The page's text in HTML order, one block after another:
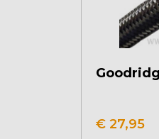
€ 27,95